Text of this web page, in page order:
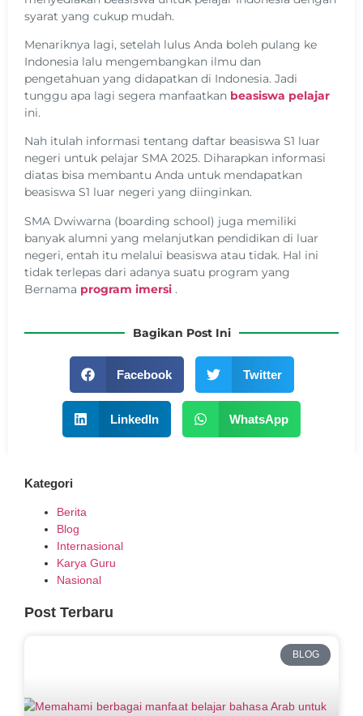
syarat yang cukup mudah.
Menariknya lagi, setelah lulus Anda boleh pulang ke
Indonesia lalu mengembangkan ilmu dan
pengetahuan yang didapatkan di Indonesia. Jadi
tunggu apa lagi segera manfaatkan beasiswa pelajar
ini.
Nah itulah informasi tentang daftar beasiswa S1 luar
negeri untuk pelajar SMA 2025. Diharapkan informasi
diatas bisa membantu Anda untuk mendapatkan
beasiswa S1 luar negeri yang diinginkan.
SMA Dwiwarna (boarding school) juga memiliki
banyak alumni yang melanjutkan pendidikan di luar
negeri, entah itu melalui beasiswa atau tidak. Hal ini
tidak terlepas dari adanya suatu program yang
Bernama program imersi .
Bagikan Post Ini
Facebook Twitter
LinkedIn WhatsApp
Kategori
Berita
Blog
Internasional
Karya Guru
Nasional
Post Terbaru
BLOG